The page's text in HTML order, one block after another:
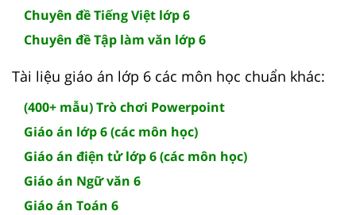
Chuyên đề Tiếng Việt lớp 6
Chuyên đề Tập làm văn lớp 6
Tài liệu giáo án lớp 6 các môn học chuẩn khác:
(400+ mẫu) Trò chơi Powerpoint
Giáo án lớp 6 (các môn học)
Giáo án điện tử lớp 6 (các môn học)
Giáo án Ngữ văn 6
Giáo án Toán 6